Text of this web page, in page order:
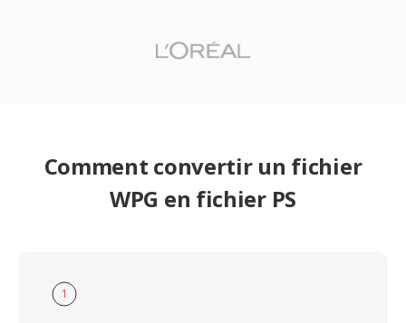
Comment convertir un fichier
WPG en fichier PS
1